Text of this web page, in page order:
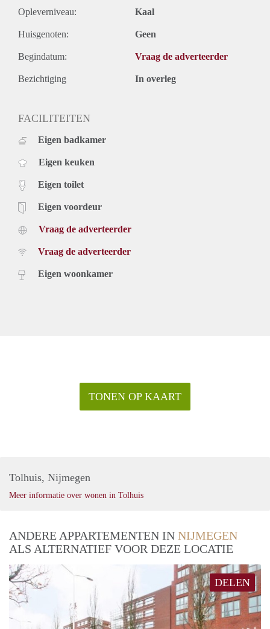
Opleverniveau: Kaal
Huisgenoten: Geen
Begindatum: Vraag de adverteerder
Bezichtiging In overleg
FACILITEITEN
Eigen badkamer
Eigen keuken
Eigen toilet
Eigen voordeur
Vraag de adverteerder
Vraag de adverteerder
Eigen woonkamer
TONEN OP KAART
Tolhuis, Nijmegen
Meer informatie over wonen in Tolhuis
ANDERE APPARTEMENTEN IN NIJMEGEN
ALS ALTERNATIEF VOOR DEZE LOCATIE
DELEN